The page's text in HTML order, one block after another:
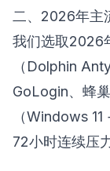
二、2026年主
我们选取2026
（Dolphin
GoLogin、 蜂
（Windows
72小时连续压